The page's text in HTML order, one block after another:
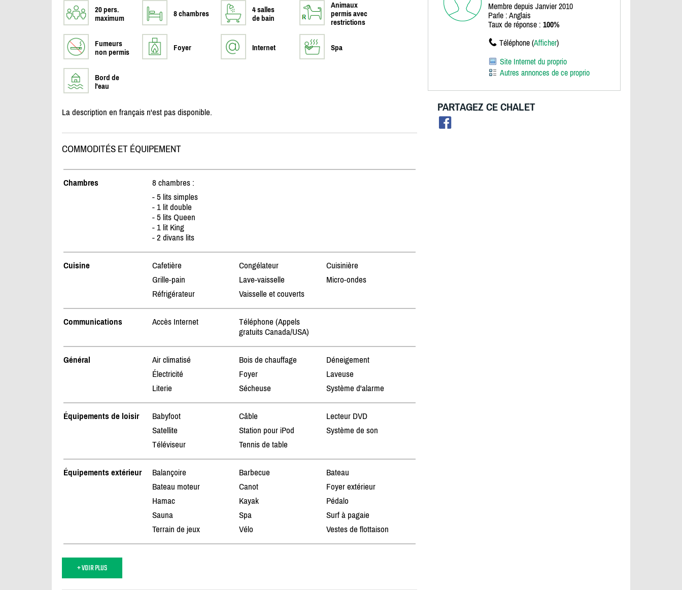
20 pers.
maximum
8 chambres
4 salles
de bain
Animaux
permis avec
restrictions
Fumeurs
non permis
Foyer Internet Spa
Bord de
l'eau
La description en français n'est pas disponible.
COMMODITÉS ET ÉQUIPEMENT
Chambres
8 chambres :
- 5 lits simples
- 1 lit double
- 5 lits Queen
- 1 lit King
- 2 divans lits
Cuisine Cafetière Congélateur
Cuisinière
Grille-pain
Lave-vaisselle
Micro-ondes
Réfrigérateur
Vaisselle et couverts
Communications Accès Internet
Téléphone (Appels
gratuits Canada/USA)
Général Air climatisé Bois de chauffage
Déneigement
Électricité
Foyer
Laveuse
Literie
Sécheuse Système d'alarme
Équipements de loisir Babyfoot Câble
Lecteur DVD
Satellite
Station pour iPod
Système de son
Téléviseur
Tennis de table
Équipements extérieur Balançoire Barbecue
Bateau
Bateau moteur
Canot
Foyer extérieur
Hamac
Kayak
Pédalo
Sauna
Spa
Surf à pagaie
Terrain de jeux
Vélo Vestes de flottaison
+ VOIR PLUS
Membre depuis Janvier 2010
Parle : Anglais
Taux de réponse : 100%
Téléphone (Afficher)
Site Internet du proprio
Autres annonces de ce proprio
PARTAGEZ CE CHALET